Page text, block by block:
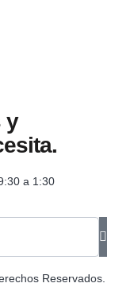
y
a 1:30
Reservados.